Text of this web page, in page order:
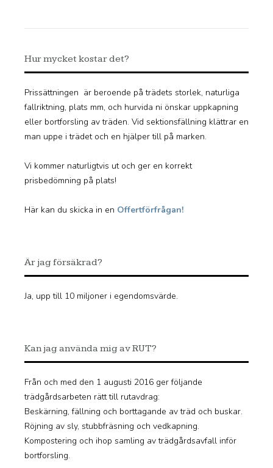
Hur mycket kostar det?
Prissättningen är beroende på trädets storlek, naturliga
fallriktning, plats mm, och hurvida ni önskar uppkapning
eller bortforsling av träden. Vid sektionsfällning klättrar en
man uppe i trädet och en hjälper till på marken.
Vi kommer naturligtvis ut och ger en korrekt
prisbedömning på plats!
Här kan du skicka in en Offertförfrågan!
Är jag försäkrad?
Ja, upp till 10 miljoner i egendomsvärde.
Kan jag använda mig av RUT?
Från och med den 1 augusti 2016 ger följande
trädgårdsarbeten rätt till rutavdrag:
Beskärning, fällning och borttagande av träd och buskar.
Röjning av sly, stubbfräsning och vedkapning.
Kompostering och ihop samling av trädgårdsavfall inför
bortforsling.